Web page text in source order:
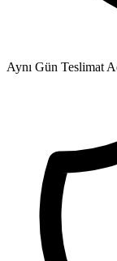
Aynı Gün Teslimat